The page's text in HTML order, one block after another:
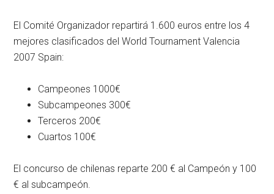
El Comité Organizador repartirá 1.600 euros entre los 4
mejores clasificados del World Tournament Valencia
2007 Spain:
Campeones 1000€
Subcampeones 300€
Terceros 200€
Cuartos 100€
El concurso de chilenas reparte 200 € al Campeón y 100
€ al subcampeón.